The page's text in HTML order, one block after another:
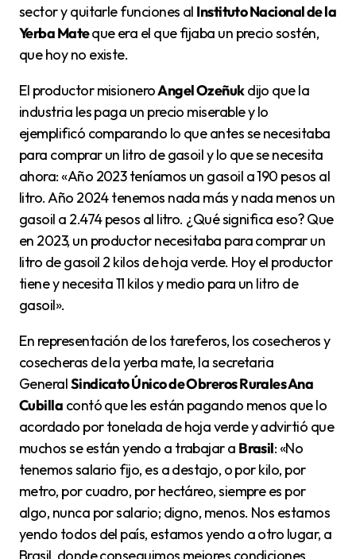
sector y quitarle funciones al Instituto Nacional de la
Yerba Mateque era el que fijaba un precio sostén,
que hoy no existe.
El productor misioneroAngel Ozeñukdijo que la
industria les paga un precio miserable y lo
ejemplificó comparando lo que antes se necesitaba
para comprar un litro de gasoil y lo que se necesita
ahora: «Año 2023 teníamos un gasoil a 190 pesos al
litro. Año 2024 tenemos nada más y nada menos un
gasoil a 2.474 pesos al litro. ¿Qué significa eso? Que
en 2023, un productor necesitaba para comprar un
litro de gasoil 2 kilos de hoja verde. Hoy el productor
tiene y necesita 11 kilos y medio para un litro de
gasoil».
En representación de los tareferos, los cosecheros y
cosecheras de la yerba mate, la secretaria
GeneralSindicato Único de Obreros Rurales Ana
Cubilla contó que les están pagando menos que lo
acordado por tonelada de hoja verde y advirtió que
muchos se están yendo a trabajar a Brasil: «No
tenemos salario fijo, es a destajo, o por kilo, por
metro, por cuadro, por hectáreo, siempre es por
algo, nunca por salario; digno, menos. Nos estamos
yendo todos del país, estamos yendo a otro lugar, a
Brasil, donde conseguimos mejores condiciones